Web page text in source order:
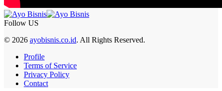
Follow US
© 2026 ayobisnis.co.id. All Rights Reserved.
Profile
Terms of Service
Privacy Policy
Contact